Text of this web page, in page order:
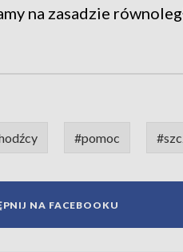
na zasadzie
#pomoc
NA FACEBOOKU